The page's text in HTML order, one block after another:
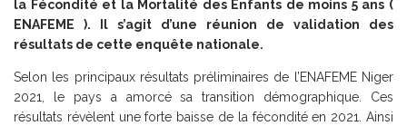
la Fécondité et la Mortalité des Enfants de moins 5 ans (
ENAFEME ). Il s’agit d’une réunion de validation des
résultats de cette enquête nationale.
Selon les principaux résultats préliminaires de l’ENAFEME Niger
2021, le pays a amorcé sa transition démographique. Ces
résultats révèlent une forte baisse de la fécondité en 2021. Ainsi